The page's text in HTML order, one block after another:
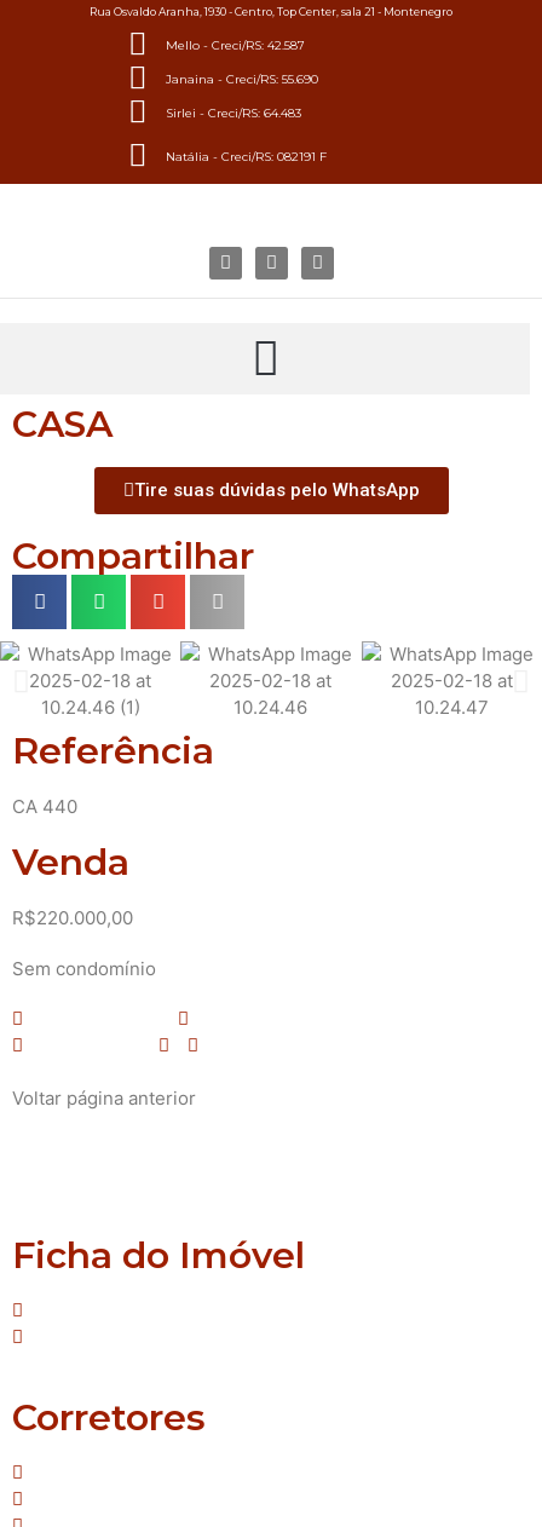
Rua Osvaldo Aranha, 1930 - Centro, Top Center, sala 21 - Montenegro
Mello - Creci/RS: 42.587
Janaina - Creci/RS: 55.690
Sirlei - Creci/RS: 64.483
Natália - Creci/RS: 082191 F
CASA
Tire suas dúvidas pelo WhatsApp
Compartilhar
Referência
CA 440
Venda
R$220.000,00
Sem condomínio
Voltar página anterior
Ficha do Imóvel
Corretores